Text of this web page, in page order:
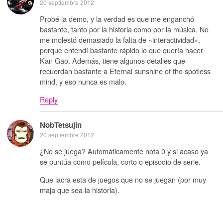
20 septiembre 2012
Probé la demo, y la verdad es que me enganchó
bastante, tanto por la historia como por la música. No
me molestó demasiado la falta de «interactividad»,
porque entendí bastante rápido lo que quería hacer
Kan Gao. Además, tiene algunos detalles que
recuerdan bastante a Eternal sunshine of the spotless
mind, y eso nunca es malo.
Reply
NobTetsujin
20 septiembre 2012
¿No se juega? Automáticamente nota 0 y si acaso ya
se puntúa como película, corto o episodio de serie.
Que lacra esta de juegos que no se juegan (por muy
maja que sea la historia).